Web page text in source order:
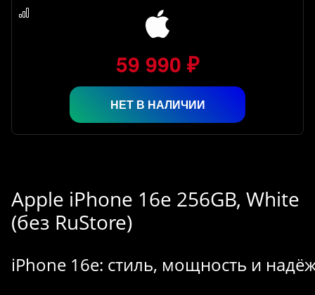
59 990 ₽
НЕТ В НАЛИЧИИ
Apple iPhone 16e 256GB, White
(без RuStore)
iPhone 16e: стиль, мощность и